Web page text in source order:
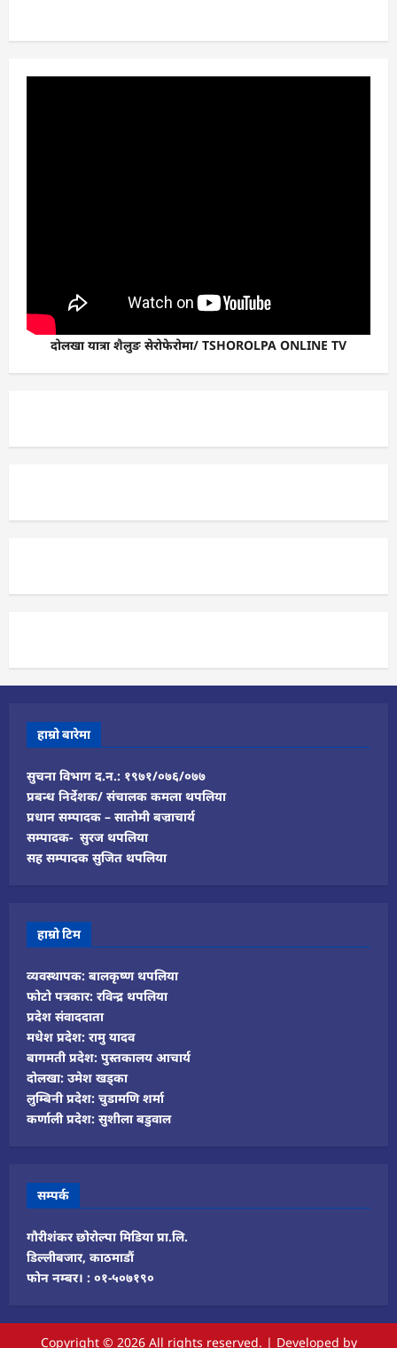
दोलखा यात्रा शैलुङ सेरोफेरोमा/ TSHOROLPA ONLINE TV
हाम्रो बारेमा
सुचना विभाग द.न.: १९७१/०७६/०७७
प्रबन्ध निर्देशक/ संचालक कमला थपलिया
प्रधान सम्पादक – सातोमी बज्राचार्य
सम्पादक- सुरज थपलिया
सह सम्पादक सुजित थपलिया
हाम्रो टिम
व्यवस्थापक: बालकृष्ण थपलिया
फोटो पत्रकार: रविन्द्र थपलिया
प्रदेश संवाददाता
मधेश प्रदेश: रामु यादव
बागमती प्रदेश: पुस्तकालय आचार्य
दोलखा: उमेश खड्का
लुम्बिनी प्रदेश: चुडामणि शर्मा
कर्णाली प्रदेश: सुशीला बडुवाल
सम्पर्क
गौरीशंकर छोरोल्पा मिडिया प्रा.लि.
डिल्लीबजार, काठमाडौं
फोन नम्बर। : ०१-५०७१९०
Copyright © 2026 All rights reserved. | Developed by